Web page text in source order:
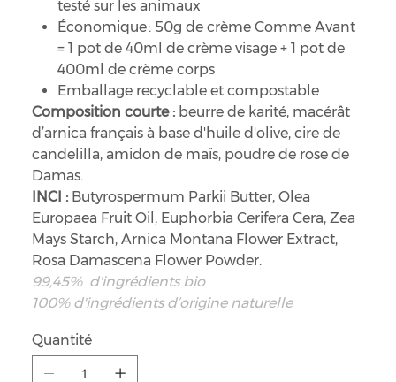
testé sur les animaux
Économique : 50g de crème Comme Avant
= 1 pot de 40ml de crème visage + 1 pot de
400ml de crème corps
Emballage recyclable et compostable
Composition courte : beurre de karité, macérât
d’arnica français à base d'huile d'olive, cire de
candelilla, amidon de maïs, poudre de rose de
Damas.
INCI : Butyrospermum Parkii Butter, Olea
Europaea Fruit Oil, Euphorbia Cerifera Cera, Zea
Mays Starch, Arnica Montana Flower Extract,
Rosa Damascena Flower Powder.
99,45% d'ingrédients bio
100% d'ingrédients d’origine naturelle
Quantité